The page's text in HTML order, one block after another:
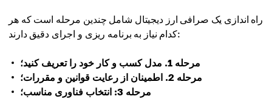
راه اندازی یک صرافی ارز دیجیتال شامل چندین مرحله است که هر
کدام نیاز به برنامه ریزی و اجرای دقیق دارند:
مرحله 1. مدل کسب و کار خود را تعریف کنید؛
مرحله 2. اطمینان از رعایت قوانین و مقررات؛
مرحله 3: انتخاب فناوری مناسب؛